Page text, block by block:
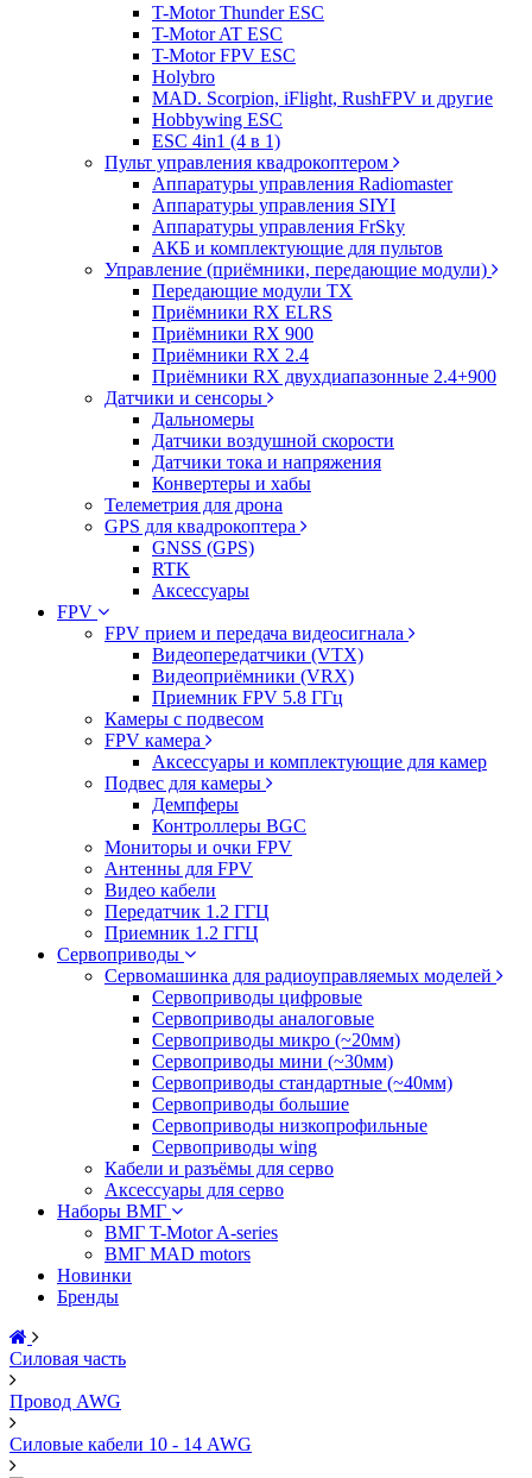
T-Motor Thunder ESC
T-Motor AT ESC
T-Motor FPV ESC
Holybro
MAD. Scorpion, iFlight, RushFPV и другие
Hobbywing ESC
ESC 4in1 (4 в 1)
Пульт управления квадрокоптером
Аппаратуры управления Radiomaster
Аппаратуры управления SIYI
Аппаратуры управления FrSky
АКБ и комплектующие для пультов
Управление (приёмники, передающие модули)
Передающие модули TX
Приёмники RX ELRS
Приёмники RX 900
Приёмники RX 2.4
Приёмники RX двухдиапазонные 2.4+900
Датчики и сенсоры
Дальномеры
Датчики воздушной скорости
Датчики тока и напряжения
Конвертеры и хабы
Телеметрия для дрона
GPS для квадрокоптера
GNSS (GPS)
RTK
Аксессуары
FPV
FPV прием и передача видеосигнала
Видеопередатчики (VTX)
Видеоприёмники (VRX)
Приемник FPV 5.8 ГГц
Камеры с подвесом
FPV камера
Аксессуары и комплектующие для камер
Подвес для камеры
Демпферы
Контроллеры BGC
Мониторы и очки FPV
Антенны для FPV
Видео кабели
Передатчик 1.2 ГГЦ
Приемник 1.2 ГГЦ
Сервоприводы
Сервомашинка для радиоуправляемых моделей
Сервоприводы цифровые
Сервоприводы аналоговые
Сервоприводы микро (~20мм)
Сервоприводы мини (~30мм)
Сервоприводы стандартные (~40мм)
Сервоприводы большие
Сервоприводы низкопрофильные
Сервоприводы wing
Кабели и разъёмы для серво
Аксессуары для серво
Наборы ВМГ
ВМГ T-Motor A-series
ВМГ MAD motors
Новинки
Бренды
Силовая часть
Провод AWG
Силовые кабели 10 - 14 AWG